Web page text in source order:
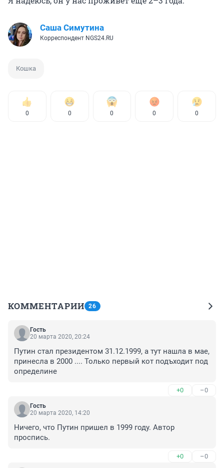
Саша Симутина
Корреспондент NGS24.RU
Кошка
0 0 0 0 0
КОММЕНТАРИИ 26
Гость
20 марта 2020, 20:24
Путин стал президентом 31.12.1999, а тут нашла в мае,
принесла в 2000 .... Только первый кот подъходит под
определине
+0 –0
Гость
20 марта 2020, 14:20
Ничего, что Путин пришел в 1999 году. Автор
проспись.
+0 –0